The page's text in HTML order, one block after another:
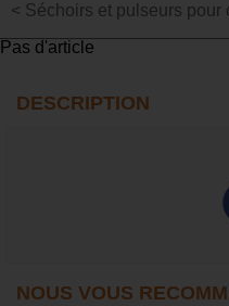
< Séchoirs et pulseurs pour
Pas d'article
DESCRIPTION
NOUS VOUS